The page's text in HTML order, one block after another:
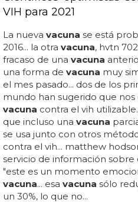
VIH para 2021
La nueva vacuna se está
2016... la otra vacuna, hvtn
fracaso de una vacuna
una forma de vacuna muy
el mes pasado... dos de los
mundo han sugerido que
vacuna contra el vih
que incluso una vacuna
se usa junto con otros
contra el vih... matthew
servicio de información sobre
"este es un momento
vacuna... esa vacuna sólo
un 30%, lo que no...